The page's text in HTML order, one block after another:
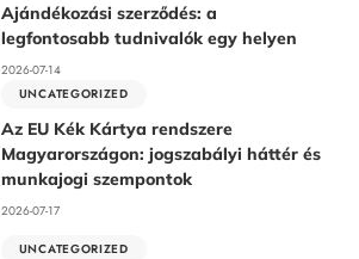
Ajándékozási szerződés: a
legfontosabb tudnivalók egy helyen
2026-07-14
UNCATEGORIZED
Az EU Kék Kártya rendszere
Magyarországon: jogszabályi háttér és
munkajogi szempontok
2026-07-17
UNCATEGORIZED